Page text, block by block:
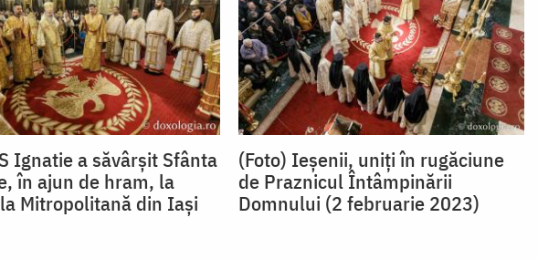
Ignatie a săvârșit Sfânta
în ajun de hram, la
Mitropolitană din Iași
(Foto) Ieșenii, uniți în rugăciune
de Praznicul Întâmpinării
Domnului (2 februarie 2023)